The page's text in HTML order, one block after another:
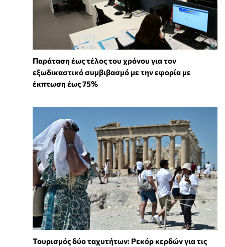
Παράταση έως τέλος του χρόνου για τον
εξωδικαστικό συμβιβασμό με την εφορία με
έκπτωση έως 75%
Τουρισμός δύο ταχυτήτων: Ρεκόρ κερδών για τις